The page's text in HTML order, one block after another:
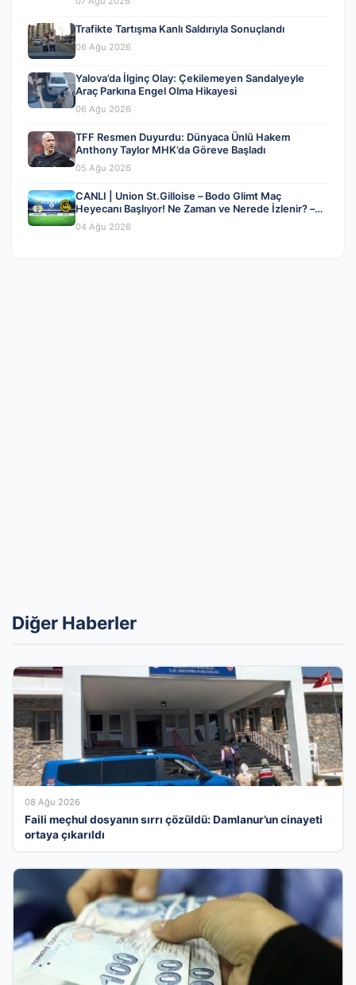
Trafikte Tartışma Kanlı Saldırıyla Sonuçlandı
06 Ağu 2026
Yalova’da İlginç Olay: Çekilemeyen Sandalyeyle
Araç Parkına Engel Olma Hikayesi
06 Ağu 2026
TFF Resmen Duyurdu: Dünyaca Ünlü Hakem
Anthony Taylor MHK’da Göreve Başladı
05 Ağu 2026
CANLI | Union St.Gilloise – Bodo Glimt Maç
Heyecanı Başlıyor! Ne Zaman ve Nerede İzlenir? –
04 Ağustos 2026
04 Ağu 2026
Diğer Haberler
08 Ağu 2026
Faili meçhul dosyanın sırrı çözüldü: Damlanur’un cinayeti
ortaya çıkarıldı